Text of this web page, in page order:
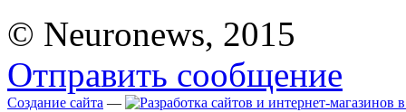
© Neuronews, 2015
Отправить сообщение
Создание сайта —